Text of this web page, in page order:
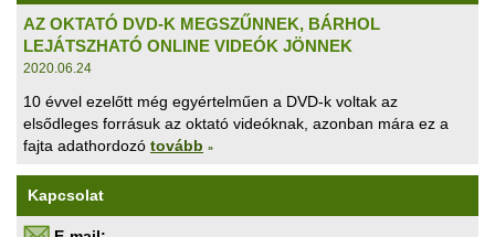
AZ OKTATÓ DVD-K MEGSZŰNNEK, BÁRHOL
LEJÁTSZHATÓ ONLINE VIDEÓK JÖNNEK
2020.06.24
10 évvel ezelőtt még egyértelműen a DVD-k voltak az
elsődleges forrásuk az oktató videóknak, azonban mára ez a
fajta adathordozó tovább »
Kapcsolat